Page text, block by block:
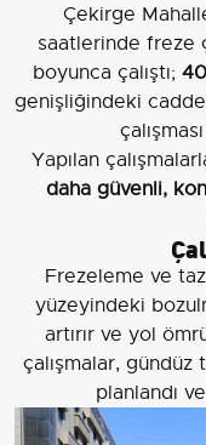
Çekirge
saatlerinde freze
boyunca çalıştı;
genişliğindeki
Yapılan
daha güvenli,
Frezeleme ve
yüzeyindeki
artırır ve yol
çalışmalar, gündüz
planlandı